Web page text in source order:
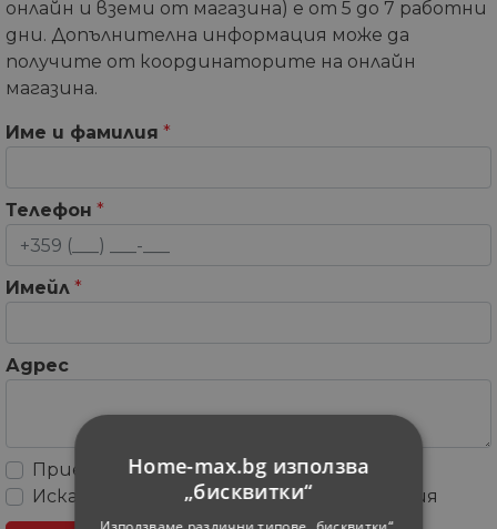
онлайн и вземи от магазина) е от 5 до 7 работни
дни. Допълнителна информация може да
получите от координаторите на онлайн
магазина.
Име и фамилия *
Телефон *
Имейл *
Адрес
Приемам
Общите условия
Искам да получавам рекламни съобщения
Home-max.bg използва
„бисквитки“